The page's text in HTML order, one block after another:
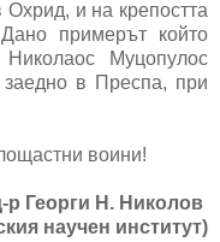
Охрид, и на крепостта
примерът който
Муцопулос
в Преспа, при
воини!
р Георги Н. Николов
научен институт)